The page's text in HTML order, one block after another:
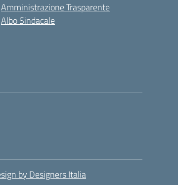
Amministrazione Trasparente
Albo Sindacale
by Designers Italia